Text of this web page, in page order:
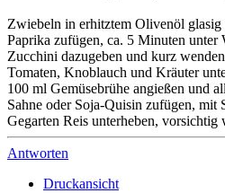
Zwiebeln in erhitztem Olivenöl glasig
Paprika zufügen, ca. 5 Minuten unter
Zucchini dazugeben und kurz
Tomaten, Knoblauch und Kräuter
100 ml Gemüsebrühe angießen und
Sahne oder Soja-Quisin zufügen, mit
Gegarten Reis unterheben, vorsichtig
Antworten
Druckansicht